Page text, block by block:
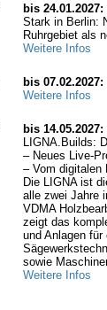
bis
Stark in Berlin:
Ruhrgebiet als
Weitere Infos
bis
Weitere Infos
bis
LIGNA.Builds:
– Neues Live-
– Vom digitalen
Die LIGNA ist
alle zwei Jahre
VDMA
zeigt das
und Anlagen
sowie
Weitere Infos